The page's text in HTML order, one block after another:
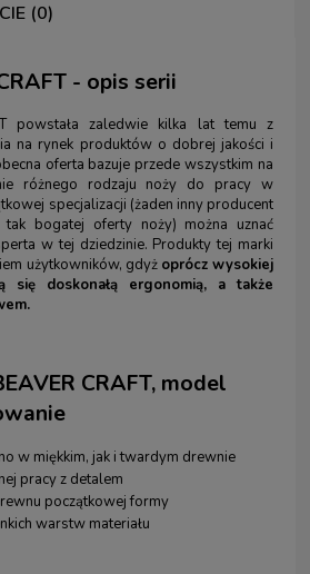
(0)
- opis serii
powstała zaledwie kilka lat temu z
na rynek produktów o dobrej jakości i
oferta bazuje przede wszystkim na
różnego rodzaju noży do pracy w
specjalizacji (żaden inny producent
tak bogatej oferty noży) można uznać
w tej dziedzinie. Produkty tej marki
użytkowników, gdyż oprócz wysokiej
się doskonałą ergonomią, a także
CRAFT, model
w miękkim, jak i twardym drewnie
pracy z detalem
początkowej formy
warstw materiału